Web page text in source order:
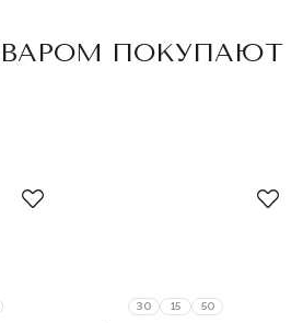
ПОКУПАЮТ
в
зарегистрируйтесь,
чтобы добавить товар в
30 15 50